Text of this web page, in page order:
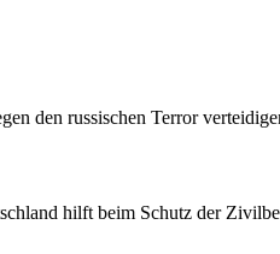
den russischen Terror
hilft beim Schutz der